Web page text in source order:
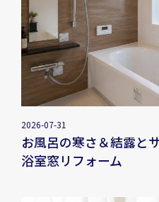
2026-07-31
お風呂の寒さ＆結露と
浴室窓リフォーム